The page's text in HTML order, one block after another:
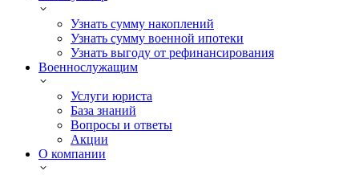
Узнать сумму накоплений
Узнать сумму военной ипотеки
Узнать выгоду от рефинансирования
Военнослужащим
Услуги юриста
База знаний
Вопросы и ответы
Акции
О компании